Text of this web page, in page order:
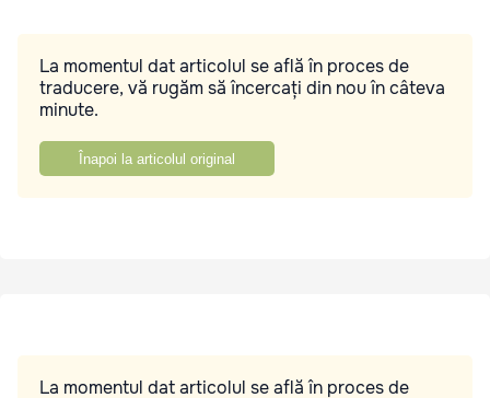
La momentul dat articolul se află în proces de
traducere, vă rugăm să încercați din nou în câteva
minute.
Înapoi la articolul original
La momentul dat articolul se află în proces de